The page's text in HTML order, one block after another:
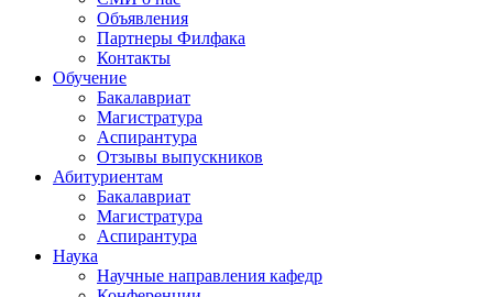
Объявления
Партнеры Филфака
Контакты
Обучение
Бакалавриат
Магистратура
Аспирантура
Отзывы выпускников
Абитуриентам
Бакалавриат
Магистратура
Аспирантура
Наука
Научные направления кафедр